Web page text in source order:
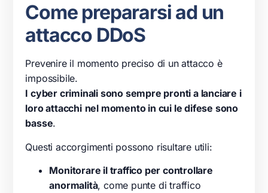
Come prepararsi ad un
attacco DDoS
Prevenire il momento preciso di un attacco è
impossibile.
I cyber criminali sono sempre pronti a lanciare i
loro attacchi nel momento in cui le difese sono
basse.
Questi accorgimenti possono risultare utili:
Monitorare il traffico per controllare
anormalità, come punte di traffico